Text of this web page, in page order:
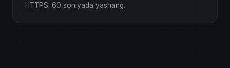
HTTPS. 60 soniyada yashang.